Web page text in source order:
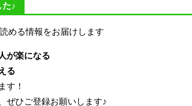
た♪
める情報をお届けします
が楽になる
る
す！
ぜひご登録お願いします♪